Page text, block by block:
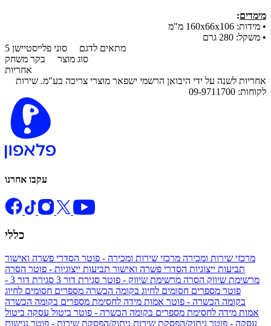
מימדים:
• מידות: 160x66x106 מ"מ
• משקל: 280 גרם
מתאים לדגם סוני פלייסטיישן 5
סוג מוצר בקר משחק
אחריות
אחריות לשנה על ידי היבואן הרשמי ישפאר מוצרי צריכה בע"מ. שירות
לקוחות: 09-9711700
עקבו אחרנו
כללי
מרכזי שירות ומכירה מרכזי שירות ומכירה - פוטר הסדרי פשרה ואישור
תביעות ייצוגיות הסדרי פשרה ואישור תביעות ייצוגיות - פוטר הסרה
מרשימת שיווק הסרה מרשימת שיווק - פוטר סגירת דור 3
סגירת דור 3 -
פוטר מספרים חסומים לחיוג בקומה הכשרה מספרים חסומים לחיוג
בקומה הכשרה - פוטר אמות מידה לחסימת מספרים בקומה הכשרה
אמות מידה לחסימת מספרים בקומה הכשרה - פוטר ביטול עסקה ביטול
עסקה - פוטר ניתוק/הפסקת שירות ניתוק/הפסקת שירות - פוטר נגישות